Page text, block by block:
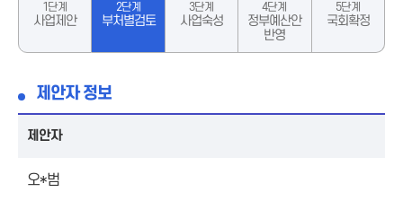
1단계
사업제안
2단계
부처별검토
3단계
사업숙성
4단계
정부예산안
반영
5단계
국회확정
제안자 정보
제안자
오*범